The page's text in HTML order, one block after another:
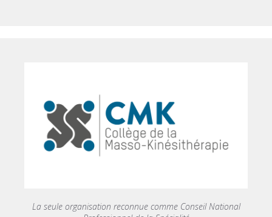
La seule organisation reconnue comme Conseil National